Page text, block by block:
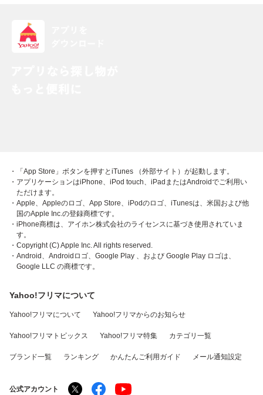
・「App Store」ボタンを押すとiTunes （外部サイト）が起動します。
・アプリケーションはiPhone、iPod touch、iPadまたはAndroidでご利用い
ただけます。
・Apple、Appleのロゴ、App Store、iPodのロゴ、iTunesは、米国および他
国のApple Inc.の登録商標です。
・iPhone商標は、アイホン株式会社のライセンスに基づき使用されていま
す。
・Copyright (C) Apple Inc. All rights reserved.
・Android、Androidロゴ、Google Play 、および Google Play ロゴは、
Google LLC の商標です。
Yahoo!フリマについて
Yahoo!フリマについて Yahoo!フリマからのお知らせ
Yahoo!フリマトピックス Yahoo!フリマ特集 カテゴリ一覧
ブランド一覧 ランキング かんたんご利用ガイド メール通知設定
公式アカウント